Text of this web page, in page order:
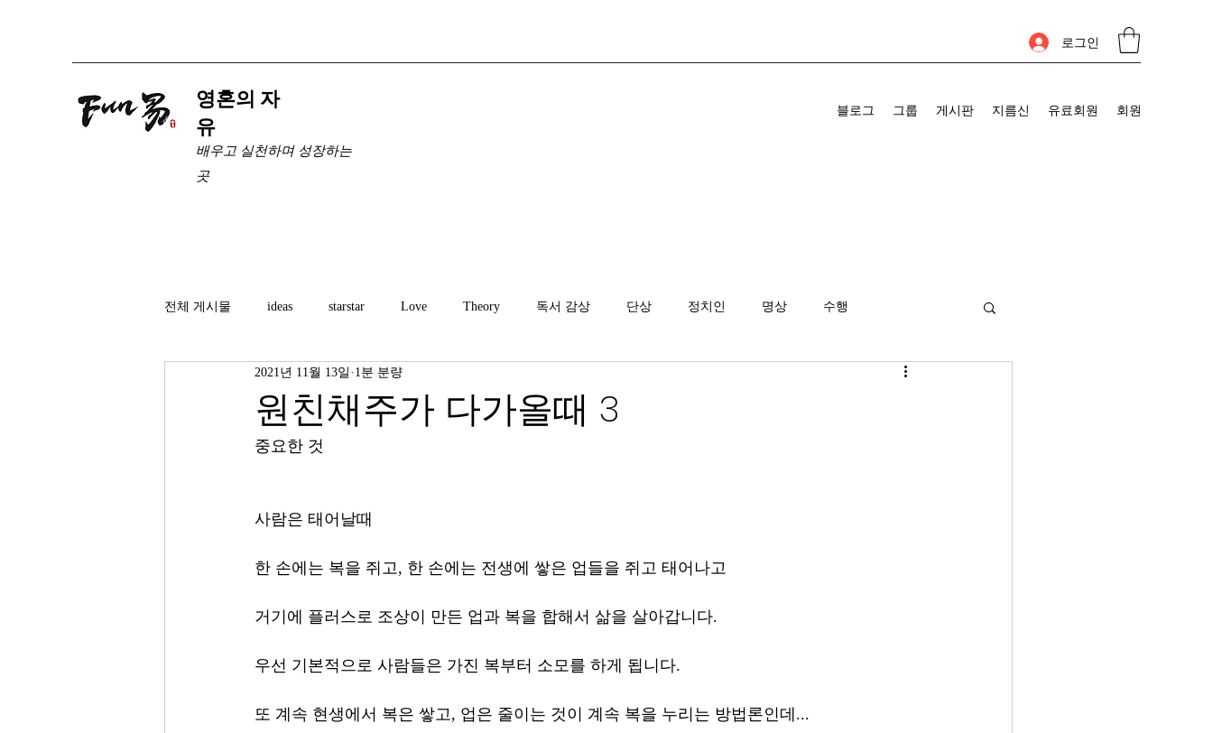
로그인
​영혼의 자
유
배우고 실천하며 성장하는
곳
블로그 그룹 게시판 지름신 유료회원 회원
전체 게시물 ideas starstar Love Theory 독서 감상 단상 정치인 명상 수행
원친채주가 다가올때 3
2021년 11월 13일 1분 분량
중요한 것
사람은 태어날때
한 손에는 복을 쥐고, 한 손에는 전생에 쌓은 업들을 쥐고 태어나고
거기에 플러스로 조상이 만든 업과 복을 합해서 삶을 살아갑니다.
우선 기본적으로 사람들은 가진 복부터 소모를 하게 됩니다.
또 계속 현생에서 복은 쌓고, 업은 줄이는 것이 계속 복을 누리는 방법론인데...